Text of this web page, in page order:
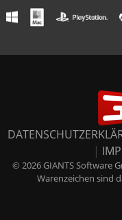
|
© 2026 GIANTS Software
Warenzeichen sind